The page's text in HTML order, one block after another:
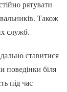
рятувати
Також
служб.
ставитися
поведінки біля
під час